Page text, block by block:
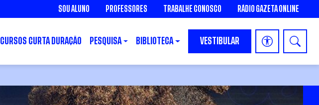
SOU ALUNO PROFESSORES TRABALHE CONOSCO RÁDIO GAZETA ONLINE
CURSOS CURTA DURAÇÃO PESQUISA BIBLIOTECA VESTIBULAR